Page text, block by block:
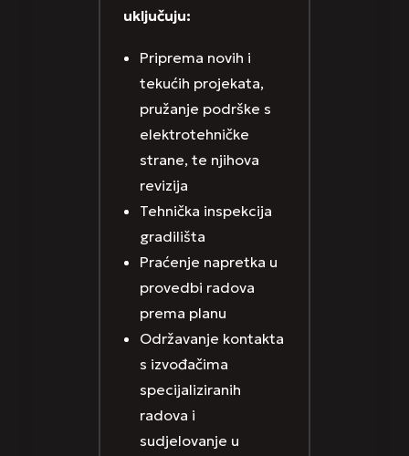
uključuju:
Priprema novih i
tekućih projekata,
pružanje podrške s
elektrotehničke
strane, te njihova
revizija
Tehnička inspekcija
gradilišta
Praćenje napretka u
provedbi radova
prema planu
Održavanje kontakta
s izvođačima
specijaliziranih
radova i
sudjelovanje u